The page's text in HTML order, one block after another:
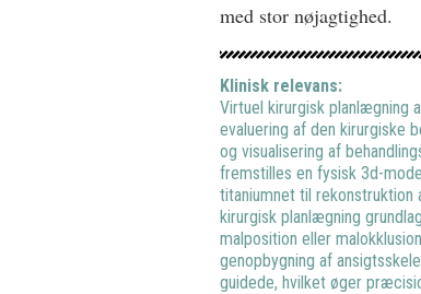
med stor nøjagtighed.
Klinisk relevans:
Virtuel kirurgisk planlægning
evaluering af den kirurgiske
og visualisering af
fremstilles en fysisk 3d-
titaniumnet til rekonstruktion
kirurgisk planlægning
malposition eller
genopbygning af
guidede, hvilket øger